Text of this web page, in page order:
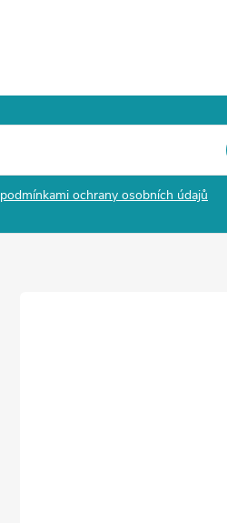
podmínkami ochrany osobních údajů